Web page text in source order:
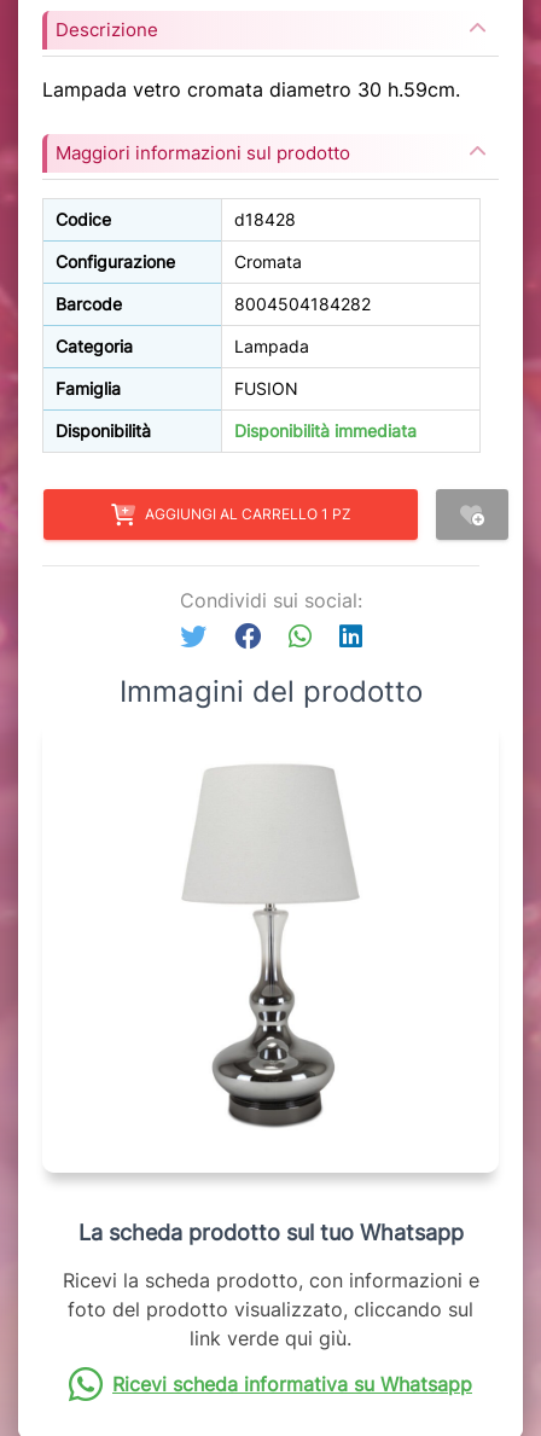
Descrizione
Lampada vetro cromata diametro 30 h.59cm.
Maggiori informazioni sul prodotto
Codice d18428
Configurazione Cromata
Barcode 8004504184282
Categoria Lampada
Famiglia FUSION
Disponibilità Disponibilità immediata
AGGIUNGI AL CARRELLO 1 PZ
Condividi sui social:
Immagini del prodotto
La scheda prodotto sul tuo Whatsapp
Ricevi la scheda prodotto, con informazioni e
foto del prodotto visualizzato, cliccando sul
link verde qui giù.
Ricevi scheda informativa su Whatsapp